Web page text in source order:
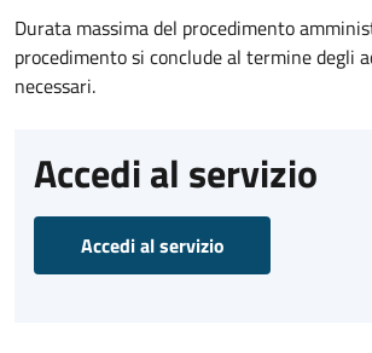
Durata massima del procedimento
procedimento si conclude al termine degli
necessari.
Accedi al servizio
Accedi al servizio